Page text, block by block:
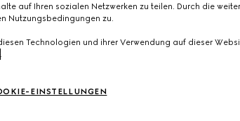
auf Ihren sozialen Netzwerken zu teilen. Durch die
Nutzungsbedingungen zu.
Technologien und ihrer Verwendung auf dieser
EINSTELLUNGEN